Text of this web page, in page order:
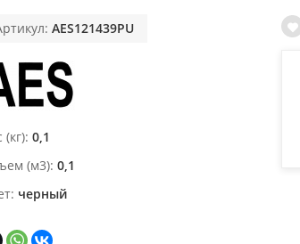
AES121439PU
(кг) 0,1
(м3) 0,1
черный